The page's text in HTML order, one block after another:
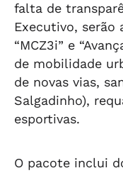
falta de
Executivo, serão
“MCZ3i” e
de mobilidade
de novas vias,
Salgadinho),
esportivas.
O pacote inclui